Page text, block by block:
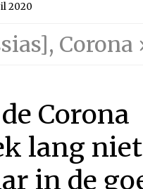
2020
, Corona
Corona
lang
in de